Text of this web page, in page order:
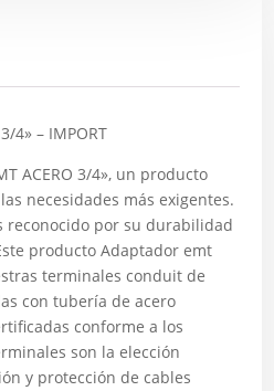
4» – IMPORT
ACERO 3/4», un producto
necesidades más exigentes.
reconocido por su durabilidad
producto Adaptador emt
terminales conduit de
con tubería de acero
conforme a los
son la elección
y protección de cables